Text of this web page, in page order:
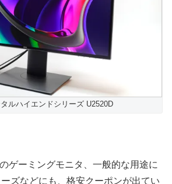
ルハイエンドシリーズ U2520D
ゲーミングモニタ、一般的な用途に
ズなどにも、格安クーポンが出てい